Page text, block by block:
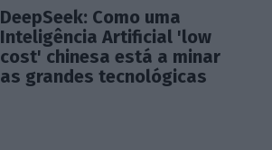
DeepSeek: Como uma
Inteligência Artificial 'low
cost' chinesa está a minar
as grandes tecnológicas